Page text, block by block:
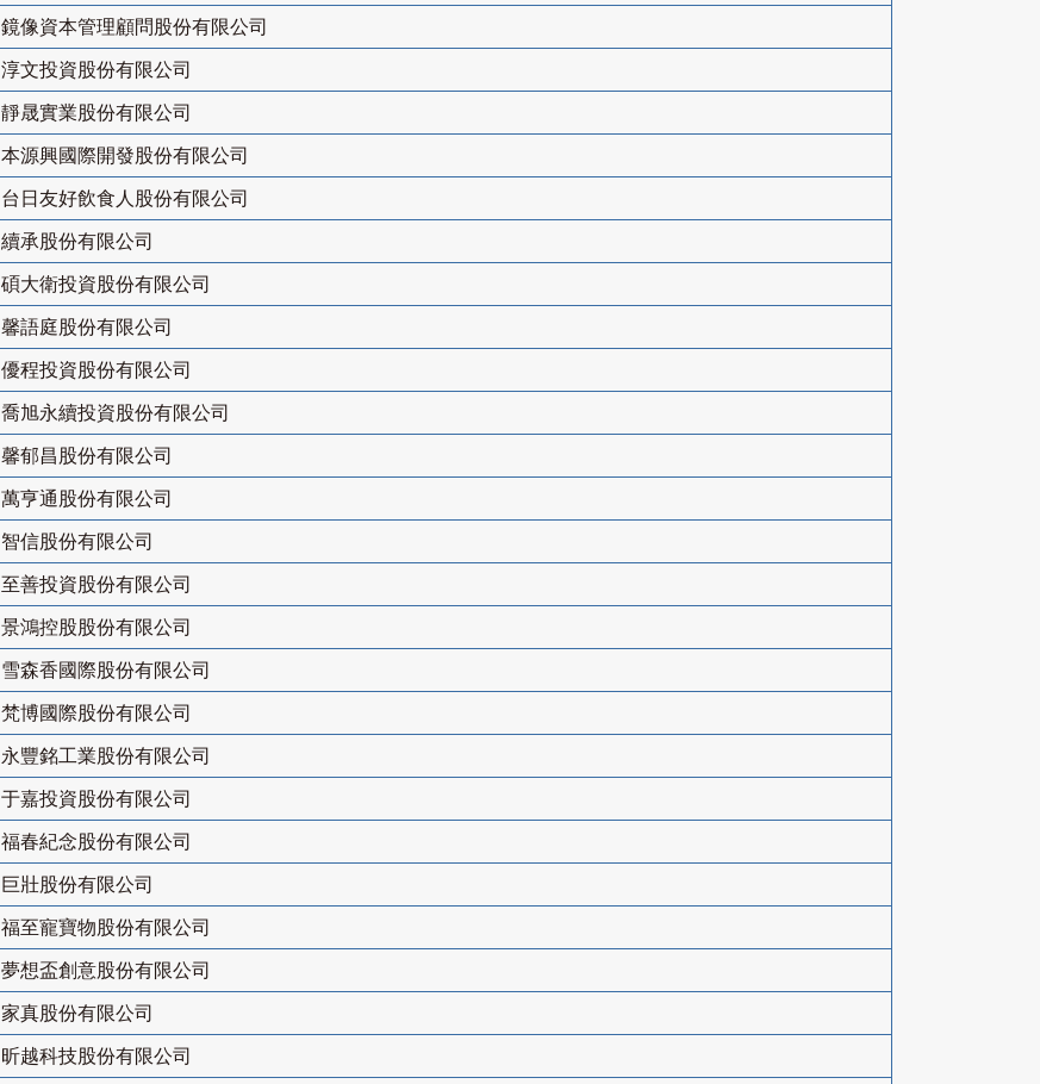
鏡像資本管理顧問股份有限公司
淳文投資股份有限公司
靜晟實業股份有限公司
本源興國際開發股份有限公司
台日友好飲食人股份有限公司
續承股份有限公司
碩大衛投資股份有限公司
馨語庭股份有限公司
優程投資股份有限公司
喬旭永續投資股份有限公司
馨郁昌股份有限公司
萬亨通股份有限公司
智信股份有限公司
至善投資股份有限公司
景鴻控股股份有限公司
雪森香國際股份有限公司
梵博國際股份有限公司
永豐銘工業股份有限公司
于嘉投資股份有限公司
福春紀念股份有限公司
巨壯股份有限公司
福至寵寶物股份有限公司
夢想盃創意股份有限公司
家真股份有限公司
昕越科技股份有限公司